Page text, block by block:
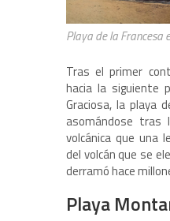
Playa de la Francesa
Tras el primer
hacia la siguiente
Graciosa, la playa
asomándose tras
volcánica que una
del volcán que se
derramó hace
Playa